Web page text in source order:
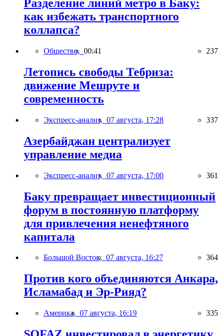
Разделение линий метро в Баку:
как избежать транспортного
коллапса?
Общество, 00:41 237
Летопись свободы Тебриза:
движение Мешруте и
современность
Экспресс-анализ, 07 августа, 17:28 337
Азербайджан централизует
управление медиа
Экспресс-анализ, 07 августа, 17:00 361
Баку превращает инвестиционный
форум в постоянную платформу
для привлечения ненефтяного
капитала
Большой Восток, 07 августа, 16:27 364
Против кого объединяются Анкара,
Исламабад и Эр-Рияд?
Америка, 07 августа, 16:19 335